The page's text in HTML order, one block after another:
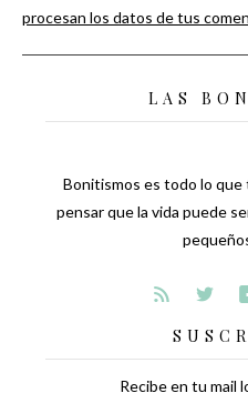
procesan los datos de tus
LAS
Bonitismos es todo lo que
pensar que la vida puede
Recibe en tu mail